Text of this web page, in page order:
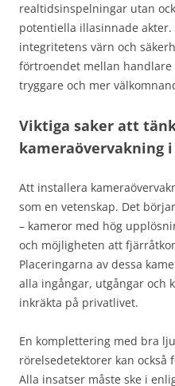
realtidsinspelningar utan
potentiella illasinnade
integritetens värn och
förtroendet mellan handlare
tryggare och mer
Viktiga saker att
kameraövervakning
Att installera
som en vetenskap. Det
– kameror med hög
och möjligheten att
Placeringarna av dessa
alla ingångar, utgångar och
inkräkta på privatlivet.
En komplettering med bra
rörelsedetektorer kan också
Alla insatser måste ske i